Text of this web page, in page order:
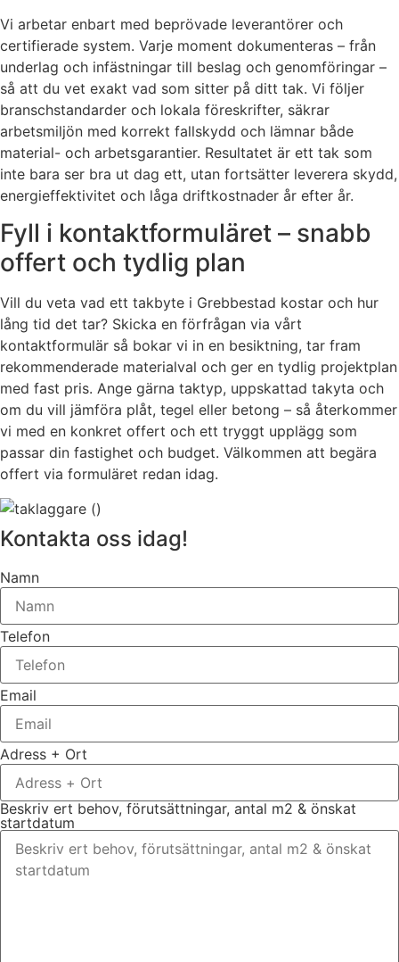
Vi arbetar enbart med beprövade leverantörer och
certifierade system. Varje moment dokumenteras – från
underlag och infästningar till beslag och genomföringar –
så att du vet exakt vad som sitter på ditt tak. Vi följer
branschstandarder och lokala föreskrifter, säkrar
arbetsmiljön med korrekt fallskydd och lämnar både
material- och arbetsgarantier. Resultatet är ett tak som
inte bara ser bra ut dag ett, utan fortsätter leverera skydd,
energieffektivitet och låga driftkostnader år efter år.
Fyll i kontaktformuläret – snabb
offert och tydlig plan
Vill du veta vad ett takbyte i Grebbestad kostar och hur
lång tid det tar? Skicka en förfrågan via vårt
kontaktformulär så bokar vi in en besiktning, tar fram
rekommenderade materialval och ger en tydlig projektplan
med fast pris. Ange gärna taktyp, uppskattad takyta och
om du vill jämföra plåt, tegel eller betong – så återkommer
vi med en konkret offert och ett tryggt upplägg som
passar din fastighet och budget. Välkommen att begära
offert via formuläret redan idag.
Kontakta oss idag!
Namn
Telefon
Email
Adress + Ort
Beskriv ert behov, förutsättningar, antal m2 & önskat
startdatum